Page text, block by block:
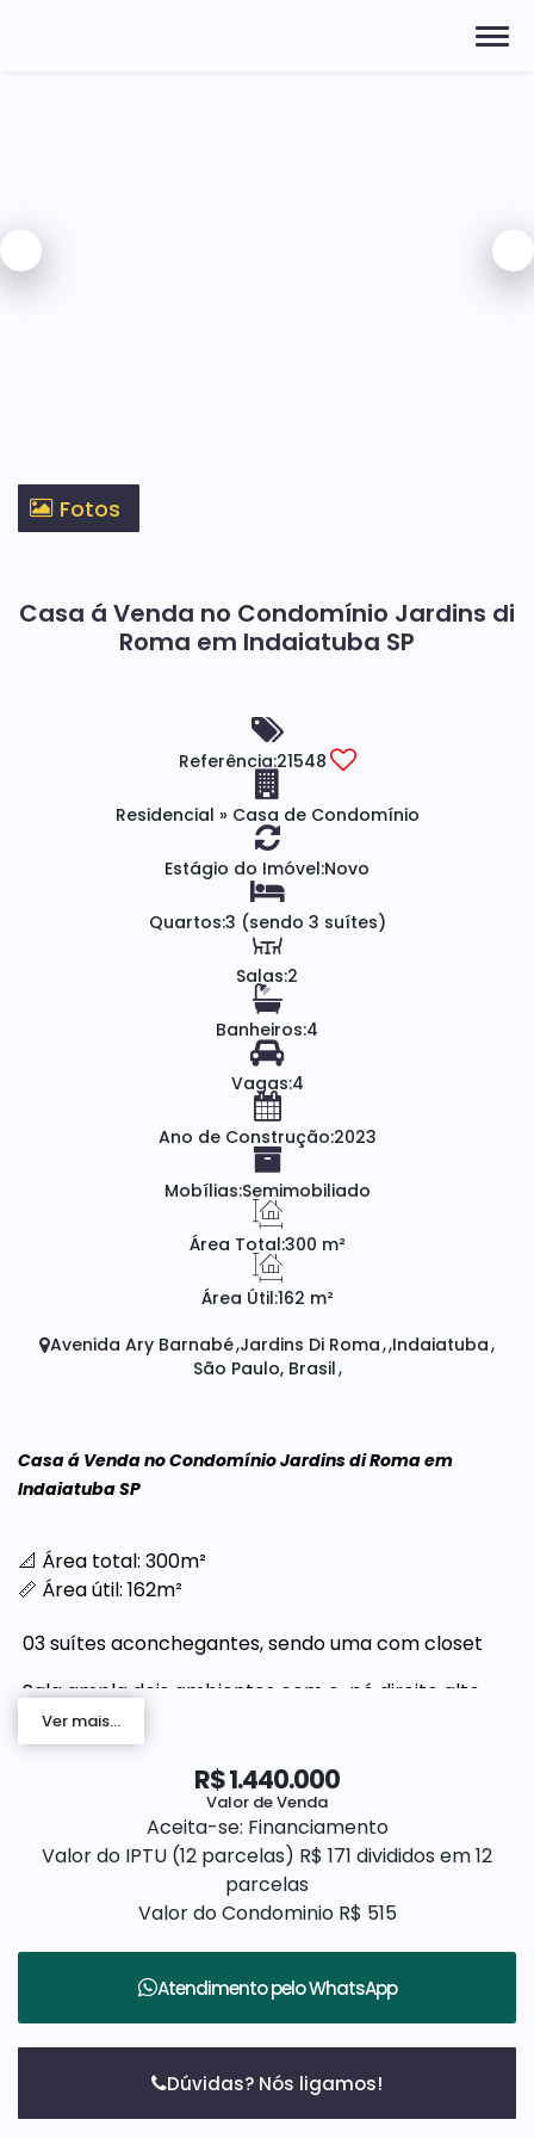
Fotos
Casa á Venda no Condomínio Jardins di
Roma em Indaiatuba SP
Referência:21548
Residencial » Casa de Condomínio
Estágio do Imóvel:Novo
Quartos:3 (sendo 3 suítes)
Salas:2
Banheiros:4
Vagas:4
Ano de Construção:2023
Mobílias:Semimobiliado
Área Total:300 m²
Área Útil:162 m²
Avenida Ary Barnabé Jardins Di Roma Indaiatuba
São Paulo, Brasil
Casa á Venda no Condomínio Jardins di Roma em
Indaiatuba SP
📐 Área total: 300m²
📏 Área útil: 162m²
03 suítes aconchegantes, sendo uma com closet
Sala ampla dois ambientes com o pé direito alto
Cozinha com armários
Área Gourmet com armários e som ambiente via
Banheiros modernos e elegantes
Lavanderia coberta, com armários, ideal para a
organização no dia a dia.
Ampla garagem para até 4 veículos, sendo 02
vagas cobertas.
Persiana automatizadas via bluetooth
Preparação para ar condicionado
Ver mais...
R$1.440.000
Valor de Venda
Aceita-se: Financiamento
Valor do IPTU (12 parcelas) R$ 171 divididos em 12
parcelas
Valor do Condominio R$ 515
Atendimento peloWhatsApp
Dúvidas? Nós ligamos!